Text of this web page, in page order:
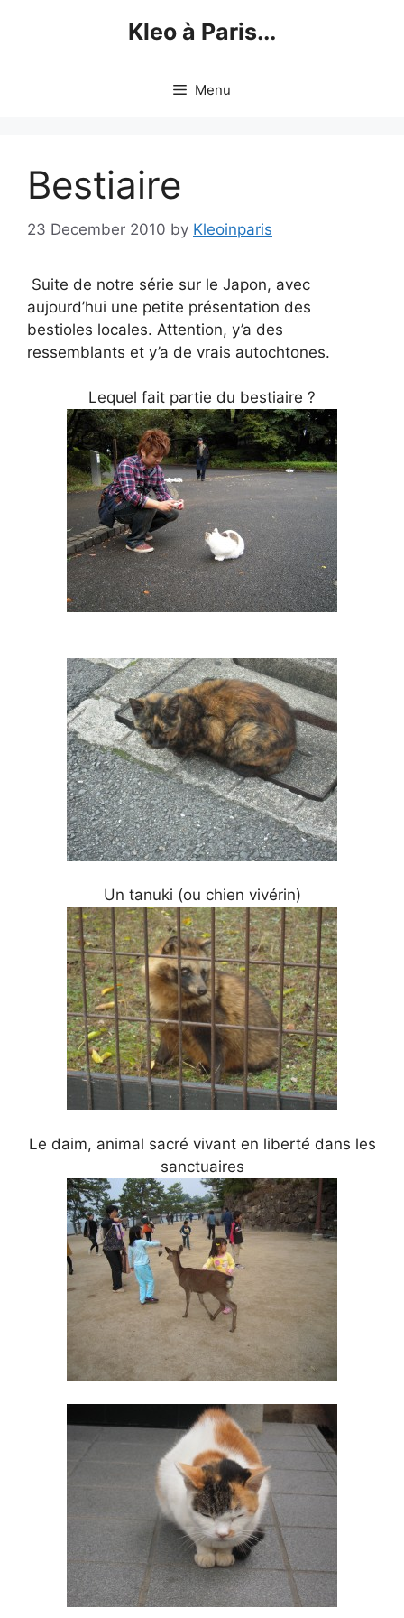
Kleo à Paris...
Menu
Bestiaire
23 December 2010 by Kleoinparis
Suite de notre série sur le Japon, avec
aujourd’hui une petite présentation des
bestioles locales. Attention, y’a des
ressemblants et y’a de vrais autochtones.
Lequel fait partie du bestiaire ?
Un tanuki (ou chien vivérin)
Le daim, animal sacré vivant en liberté dans les
sanctuaires